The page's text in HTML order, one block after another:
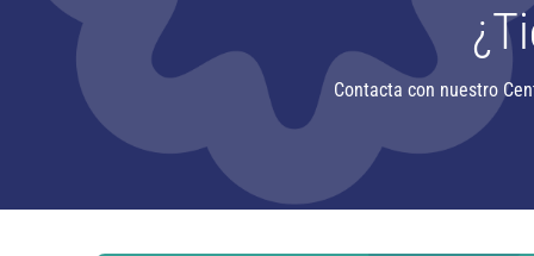
Contacta con nuestro